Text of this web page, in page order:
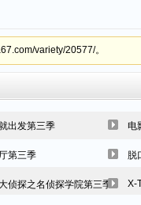
variety/20577/。
出发第三季 电
第三季 脱
侦探之名侦探学院第三季 X-